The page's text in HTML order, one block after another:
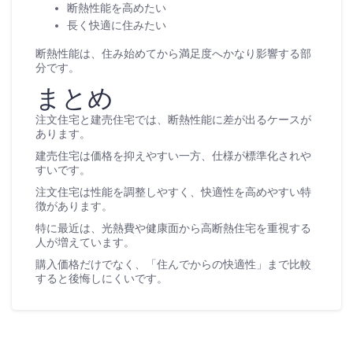
断熱性能を高めたい
長く快適に住みたい
断熱性能は、住み始めてから満足度へかなり影響する部
分です。
まとめ
注文住宅と建売住宅では、断熱性能に差が出るケースが
あります。
建売住宅は価格を抑えやすい一方、仕様が標準化されや
すいです。
注文住宅は性能を調整しやすく、快適性を高めやすい特
徴があります。
特に最近は、光熱費や健康面から高断熱住宅を重視する
人が増えています。
購入価格だけでなく、「住んでからの快適性」まで比較
すると後悔しにくいです。